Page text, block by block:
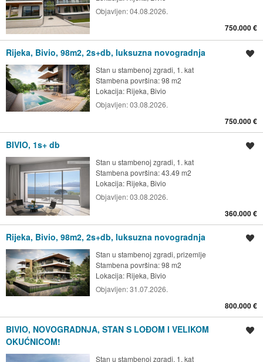
Objavljen:04.08.2026.
750.000 €
Rijeka, Bivio, 98m2, 2s+db, luksuzna novogradnja
Stan u stambenoj zgradi, 1. kat
Stambena površina: 98 m2
Lokacija: Rijeka, Bivio
Objavljen:03.08.2026.
750.000 €
BIVIO, 1s+ db
Stan u stambenoj zgradi, 1. kat
Stambena površina: 43.49 m2
Lokacija: Rijeka, Bivio
Objavljen:03.08.2026.
360.000 €
Rijeka, Bivio, 98m2, 2s+db, luksuzna novogradnja
Stan u stambenoj zgradi, prizemlje
Stambena površina: 98 m2
Lokacija: Rijeka, Bivio
Objavljen:31.07.2026.
800.000 €
BIVIO, NOVOGRADNJA, STAN S LOĐOM I VELIKOM
OKUĆNICOM!
Stan u stambenoj zgradi, 1. kat